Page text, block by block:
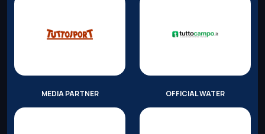
MEDIA PARTNER OFFICIAL WATER